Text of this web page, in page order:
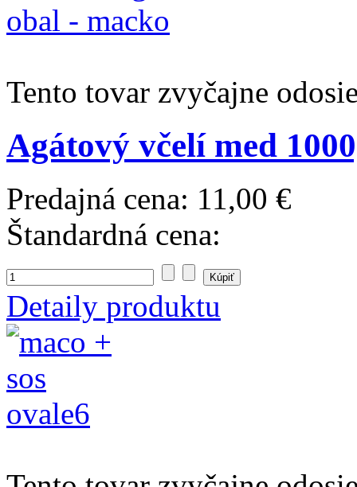
Tento tovar zvyčajne
Agátový včelí med
Predajná cena: 11,00 €
Štandardná cena:
Detaily produktu